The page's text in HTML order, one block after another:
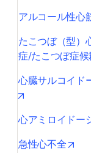
アルコール性心
たこつぼ（型）
症/たこつぼ症候
心臓サルコイド
opens in new
心アミロイドー
急性心不全